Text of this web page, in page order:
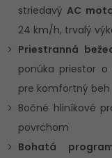
striedavýAC
24 km/h, trvalý
Priestranná
ponúka priestor
pre komfortný beh
Bočné hliníkové
povrchom
Bohatá